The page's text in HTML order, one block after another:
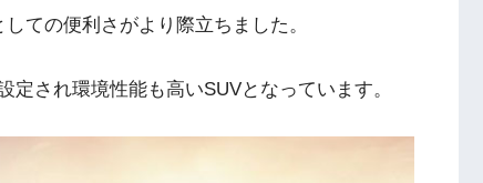
ての便利さがより際立ちました。
され環境性能も高いSUVとなっています。